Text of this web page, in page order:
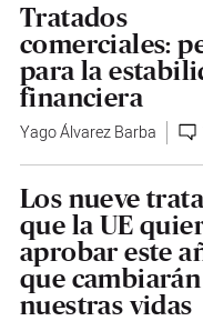
Tratados
comerciales:
para la
financiera
Yago Álvarez Barba
Los nueve
que la UE
aprobar este
que cambiarán
nuestras vidas